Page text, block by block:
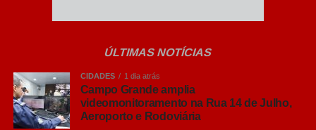
condutas graves, como a obstrução de vias e o
Ação preventiva:Identificação de rotas com
gargalos viários e apoio imediato a
ÚLTIMAS NOTÍCIAS
CIDADES 1 dia atrás
Campo Grande amplia
videomonitoramento na Rua 14 de Julho,
Aeroporto e Rodoviária